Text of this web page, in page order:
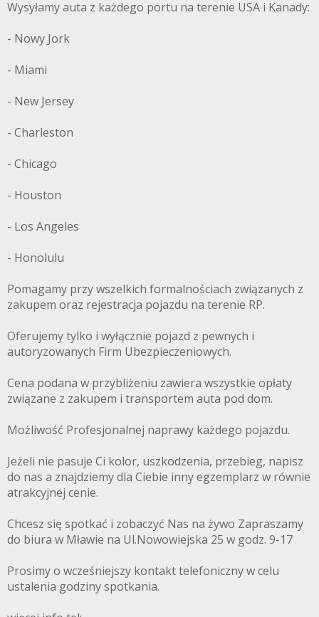
Wysyłamy auta z każdego portu na terenie USA i Kanady:
- Nowy Jork
- Miami
- New Jersey
- Charleston
- Chicago
- Houston
- Los Angeles
- Honolulu
Pomagamy przy wszelkich formalnościach związanych z
zakupem oraz rejestracja pojazdu na terenie RP.
Oferujemy tylko i wyłącznie pojazd z pewnych i
autoryzowanych Firm Ubezpieczeniowych.
Cena podana w przybliżeniu zawiera wszystkie opłaty
związane z zakupem i transportem auta pod dom.
Możliwość Profesjonalnej naprawy każdego pojazdu.
Jeżeli nie pasuje Ci kolor, uszkodzenia, przebieg, napisz
do nas a znajdziemy dla Ciebie inny egzemplarz w równie
atrakcyjnej cenie.
Chcesz się spotkać i zobaczyć Nas na żywo Zapraszamy
do biura w Mławie na Ul.Nowowiejska 25 w godz. 9-17
Prosimy o wcześniejszy kontakt telefoniczny w celu
ustalenia godziny spotkania.